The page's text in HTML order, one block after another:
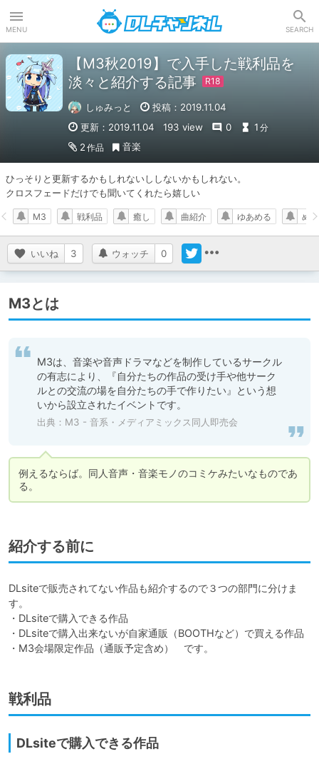
MENU SEARCH
【M3秋2019】で入手した戦利品を
淡々と紹介する記事
しゅみっと
投稿：2019.11.04
更新：2019.11.04
193 view 0 1 分
2 作品 音楽
ひっそりと更新するかもしれないししないかもしれない。
クロスフェードだけでも聞いてくれたら嬉しい
いいね 3 ウォッチ 0
M3 戦利品 癒し 曲紹介 ゆあめる め
M3とは
M3は、音楽や音声ドラマなどを制作しているサークル
の有志により、『自分たちの作品の受け手や他サーク
ルとの交流の場を自分たちの手で作りたい』という想
いから設立されたイベントです。
出典： M3 - 音系・メディアミックス同人即売会
例えるならば。同人音声・音楽モノのコミケみたいなものであ
る。
紹介する前に
DLsiteで販売されてない作品も紹介するので３つの部門に分けま
す。
・DLsiteで購入できる作品
・DLsiteで購入出来ないが自家通販（BOOTHなど）で買える作品
・M3会場限定作品（通販予定含め）　です。
戦利品
DLsiteで購入できる作品